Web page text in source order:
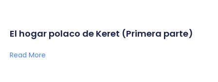
El hogar polaco de Keret (Primera parte)
Read More